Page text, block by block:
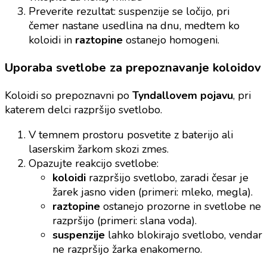
Preverite rezultat: suspenzije se ločijo, pri
čemer nastane usedlina na dnu, medtem ko
koloidi in raztopine ostanejo homogeni.
Uporaba svetlobe za prepoznavanje koloidov
Koloidi so prepoznavni po Tyndallovem pojavu, pri
katerem delci razpršijo svetlobo.
V temnem prostoru posvetite z baterijo ali
laserskim žarkom skozi zmes.
Opazujte reakcijo svetlobe:
koloidi razpršijo svetlobo, zaradi česar je
žarek jasno viden (primeri: mleko, megla).
raztopine ostanejo prozorne in svetlobe ne
razpršijo (primeri: slana voda).
suspenzije lahko blokirajo svetlobo, vendar
ne razpršijo žarka enakomerno.